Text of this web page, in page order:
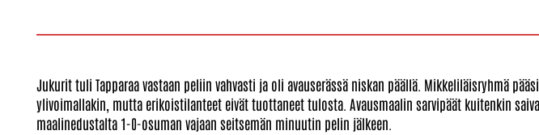
Jukurit tuli Tapparaa vastaan peliin vahvasti ja oli avauserässä niskan päällä. Mikkeliläisryhmä
ylivoimallakin, mutta erikoistilanteet eivät tuottaneet tulosta. Avausmaalin sarvipäät kuitenkin
maalinedustalta 1-0-osuman vajaan seitsemän minuutin pelin jälkeen.